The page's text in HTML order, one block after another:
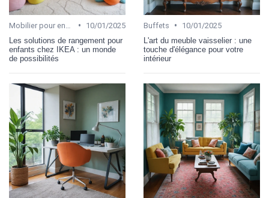
Mobilier pour enfant •
10/01/2025
Les solutions de rangement pour
enfants chez IKEA : un monde
de possibilités
Buffets •
10/01/2025
L'art du meuble vaisselier : une
touche d'élégance pour votre
intérieur